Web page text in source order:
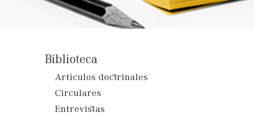
Biblioteca
Artículos doctrinales
Circulares
Entrevistas